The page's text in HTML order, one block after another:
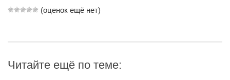
Режиссёры
Анна Гидора
(оценок ещё нет)
Читайте ещё по теме: